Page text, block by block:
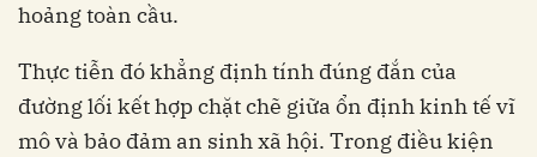
hoảng toàn cầu.
Thực tiễn đó khẳng định tính đúng đắn của
đường lối kết hợp chặt chẽ giữa ổn định kinh tế vĩ
mô và bảo đảm an sinh xã hội. Trong điều kiện